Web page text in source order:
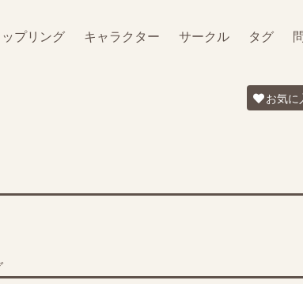
プリング キャラクター サークル タグ
お気に